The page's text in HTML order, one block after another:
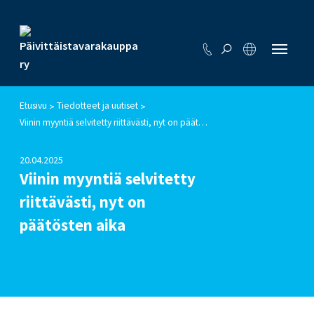
Etusivu > Tiedotteet ja uutiset >
Viinin myyntiä selvitetty riittävästi, nyt on päätösten aika
20.04.2025
Viinin myyntiä selvitetty
riittävästi, nyt on
päätösten aika